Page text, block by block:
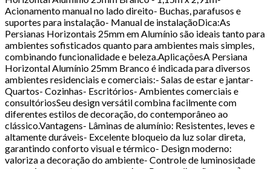
Acionamento manual no lado direito- Buchas, parafusos e
suportes para instalação- Manual de instalaçãoDica:As
Persianas Horizontais 25mm em Alumínio são ideais tanto para
ambientes sofisticados quanto para ambientes mais simples,
combinando funcionalidade e beleza.AplicaçõesA Persiana
Horizontal Alumínio 25mm Branco é indicada para diversos
ambientes residenciais e comerciais:- Salas de estar e jantar-
Quartos- Cozinhas- Escritórios- Ambientes comerciais e
consultóriosSeu design versátil combina facilmente com
diferentes estilos de decoração, do contemporâneo ao
clássico.Vantagens- Lâminas de alumínio: Resistentes, leves e
altamente duráveis- Excelente bloqueio da luz solar direta,
garantindo conforto visual e térmico- Design moderno:
valoriza a decoração do ambiente- Controle de luminosidade